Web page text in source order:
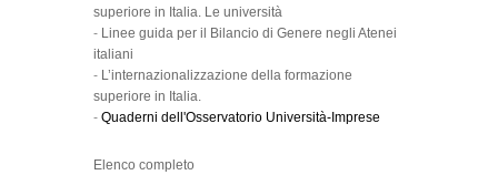
superiore in Italia. Le università
- Linee guida per il Bilancio di Genere negli Atenei
italiani
- L’internazionalizzazione della formazione
superiore in Italia.
- Quaderni dell'Osservatorio Università-Imprese
Elenco completo